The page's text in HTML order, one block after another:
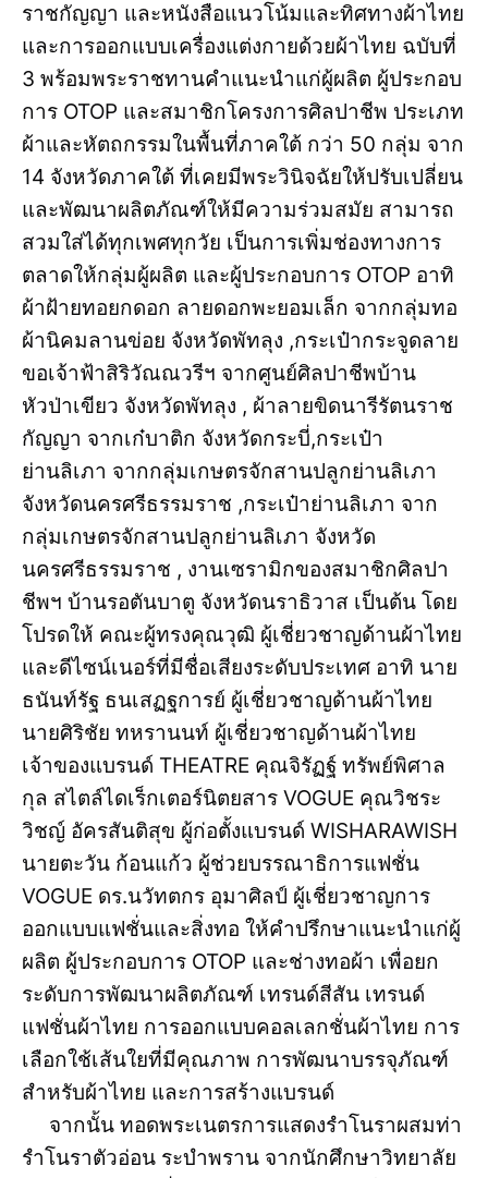
ราชกัญญา และหนังสือแนวโน้มและทิศทางผ้าไทย
และการออกแบบเครื่องแต่งกายด้วยผ้าไทย ฉบับที่
3 พร้อมพระราชทานคำแนะนำแก่ผู้ผลิต ผู้ประกอบ
การ OTOP และสมาชิกโครงการศิลปาชีพ ประเภท
ผ้าและหัตถกรรมในพื้นที่ภาคใต้ กว่า 50 กลุ่ม จาก
14 จังหวัดภาคใต้ ที่เคยมีพระวินิจฉัยให้ปรับเปลี่ยน
และพัฒนาผลิตภัณฑ์ให้มีความร่วมสมัย สามารถ
สวมใส่ได้ทุกเพศทุกวัย เป็นการเพิ่มช่องทางการ
ตลาดให้กลุ่มผู้ผลิต และผู้ประกอบการ OTOP อาทิ
ผ้าฝ้ายทอยกดอก ลายดอกพะยอมเล็ก จากกลุ่มทอ
ผ้านิคมลานข่อย จังหวัดพัทลุง ,กระเป๋ากระจูดลาย
ขอเจ้าฟ้าสิริวัณณวรีฯ จากศูนย์ศิลปาชีพบ้าน
หัวป่าเขียว จังหวัดพัทลุง , ผ้าลายขิดนารีรัตนราช
กัญญา จากเก๋บาติก จังหวัดกระบี่,กระเป๋า
ย่านลิเภา จากกลุ่มเกษตรจักสานปลูกย่านลิเภา
จังหวัดนครศรีธรรมราช ,กระเป๋าย่านลิเภา จาก
กลุ่มเกษตรจักสานปลูกย่านลิเภา จังหวัด
นครศรีธรรมราช , งานเซรามิกของสมาชิกศิลปา
ชีพฯ บ้านรอตันบาตู จังหวัดนราธิวาส เป็นต้น โดย
โปรดให้ คณะผู้ทรงคุณวุฒิ ผู้เชี่ยวชาญด้านผ้าไทย
และดีไซน์เนอร์ที่มีชื่อเสียงระดับประเทศ อาทิ นาย
ธนันท์รัฐ ธนเสฏฐการย์ ผู้เชี่ยวชาญด้านผ้าไทย
นายศิริชัย ทหรานนท์ ผู้เชี่ยวชาญด้านผ้าไทย
เจ้าของแบรนด์ THEATRE คุณจิรัฏฐ์ ทรัพย์พิศาล
กุล สไตล์ไดเร็กเตอร์นิตยสาร VOGUE คุณวิชระ
วิชญ์ อัครสันติสุข ผู้ก่อตั้งแบรนด์ WISHARAWISH
นายตะวัน ก้อนแก้ว ผู้ช่วยบรรณาธิการแฟชั่น
VOGUE ดร.นวัทตกร อุมาศิลป์ ผู้เชี่ยวชาญการ
ออกแบบแฟชั่นและสิ่งทอ ให้คำปรึกษาแนะนำแก่ผู้
ผลิต ผู้ประกอบการ OTOP และช่างทอผ้า เพื่อยก
ระดับการพัฒนาผลิตภัณฑ์ เทรนด์สีสัน เทรนด์
แฟชั่นผ้าไทย การออกแบบคอลเลกชั่นผ้าไทย การ
เลือกใช้เส้นใยที่มีคุณภาพ การพัฒนาบรรจุภัณฑ์
สำหรับผ้าไทย และการสร้างแบรนด์
จากนั้น ทอดพระเนตรการแสดงรำโนราผสมท่า
รำโนราตัวอ่อน ระบำพราน จากนักศึกษาวิทยาลัย